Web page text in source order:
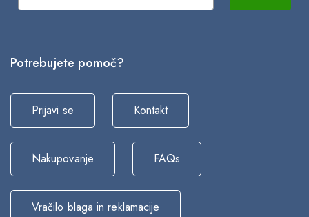
Potrebujete pomoč?
Prijavi se Kontakt
Nakupovanje FAQs
Vračilo blaga in reklamacije